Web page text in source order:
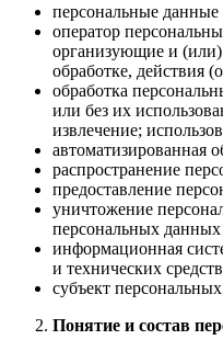
персональные
оператор
организующие и
обработке, действия
обработка
или без их
извлечение;
автоматизированная
распространение
предоставление
уничтожение
персональных
информационная
и технических
субъект
Понятие и состав